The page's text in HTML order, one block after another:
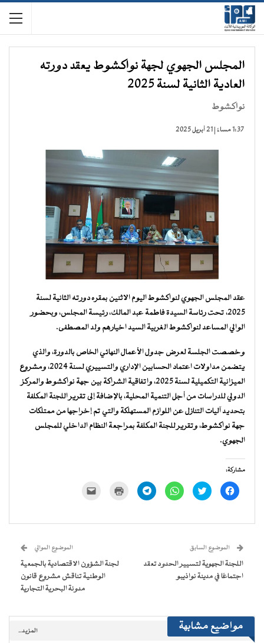
المجلس الجهوي لجهة نواكشوط يعقد دورته
العادية الثانية لسنة 2025
نواكشوط
1:37 مساءً | 21 أبريل 2025
عقد المجلس الجهوي لنواكشوط اليوم الاثنين بمقره دورته الثانية لسنة
2025، تحت رئاسة السيدة فاطمة عبد المالك، رئيسة المجلس، وبحضور
الوالي المساعد لنواكشوط الغربية السيد اخيارهم ولد المصطفى.
وخصصت الجلسة لعرض جدول الأعمال النهائي الخاص بالدورة، والذي
يتضمن مداولات اعتماد الحسابين الإداري والتسييري لسنة 2024، ومشروع
الميزانية التكميلية لسنة 2025، واتفاقية الشراكة بين جهة نواكشوط والمركز
الدولي للدراسات من أجل التنمية المحلية، بالإضافة إلى تقرير اللجنة المكلفة
بتحديد آليات التنازل عن اللوازم المستهلكة والتي تم إخراجها من ممتلكات
جهة نواكشوط، وتقرير للجنة المكلفة بمراجعة النظام الداخلي للمجلس
الجهوي.
مشاركة:
انقر
للمشاركة
في
اضغط
للمشاركة
في
انقر
للمشاركة
في
انقر
للمشاركة
في
للطباعة
جديدة) الإلكتروني
نافذة
جديدة)
الموضوع السابق
اللجنة الجهوية لتسيير الحدود تعقد
اجتماعًا في مدينة نواذيبو
الموضوع الموالي
لجنة الشؤون الاقتصادية بالجمعية
الوطنية تناقش مشروع قانون
مدونة البحرية التجارية
مواضيع مشابهة المزيد..